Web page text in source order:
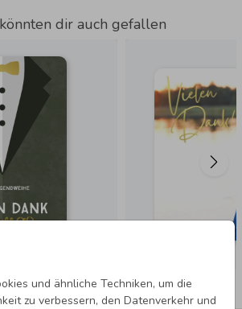
und ähnliche Techniken, um die
zu verbessern, den Datenverkehr und
dir auch gefallen